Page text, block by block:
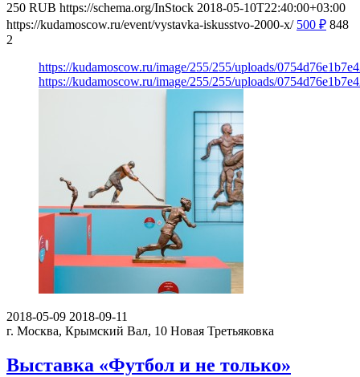
250 RUB https://schema.org/InStock 2018-05-10T22:40:00+03:00
https://kudamoscow.ru/event/vystavka-iskusstvo-2000-x/ 500 ₽ 848
2
https://kudamoscow.ru/image/255/255/uploads/
https://kudamoscow.ru/image/255/255/uploads/
2018-05-09 2018-09-11
г. Москва, Крымский Вал, 10 Новая Третьяковка
Выставка «Футбол и не только»